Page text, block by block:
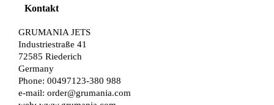
Kontakt
GRUMANIA JETS
Industriestraße 41
72585 Riederich
Germany
Phone: 00497123-380 988
e-mail: order@grumania.com